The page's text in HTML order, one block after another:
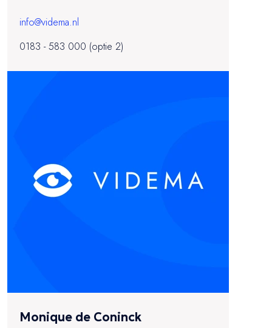
info@videma.nl
0183 - 583 000 (optie 2)
Monique de Coninck